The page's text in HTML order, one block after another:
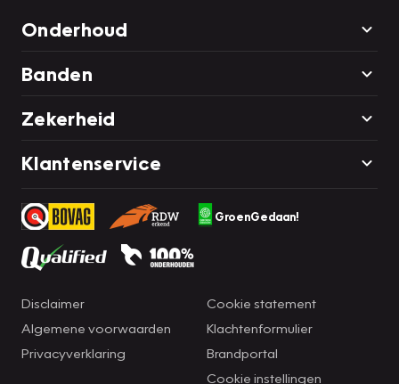
Onderhoud
Banden
Zekerheid
Klantenservice
GroenGedaan!
Disclaimer
Algemene voorwaarden
Privacyverklaring
Cookie statement
Klachtenformulier
Brandportal
Cookie instellingen